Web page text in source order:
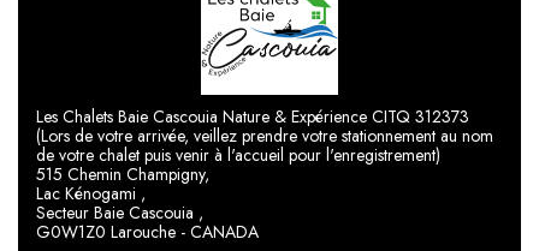
Les Chalets Baie Cascouia Nature & Expérience CITQ 312373
(Lors de votre arrivée, veillez prendre votre stationnement au nom
de votre chalet puis venir à l'accueil pour l'enregistrement)
515 Chemin Champigny,
Lac Kénogami ,
Secteur Baie Cascouia ,
G0W1Z0 Larouche - CANADA